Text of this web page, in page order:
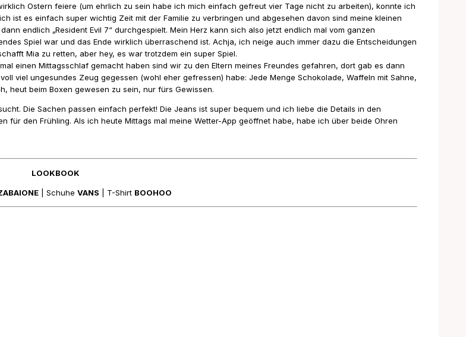
Ostern feiere (um ehrlich zu sein habe ich mich einfach gefreut vier Tage nicht zu arbeiten), konnte ich
ist es einfach super wichtig Zeit mit der Familie zu verbringen und abgesehen davon sind meine kleinen
endlich „Resident Evil 7“ durchgespielt. Mein Herz kann sich also jetzt endlich mal vom ganzen
Spiel war und das Ende wirklich überraschend ist. Achja, ich neige auch immer dazu die Entscheidungen
Mia zu retten, aber hey, es war trotzdem ein super Spiel.
einen Mittagsschlaf gemacht haben sind wir zu den Eltern meines Freundes gefahren, dort gab es dann
viel ungesundes Zeug gegessen (wohl eher gefressen) habe: Jede Menge Schokolade, Waffeln mit Sahne,
heut beim Boxen gewesen zu sein, nur fürs Gewissen.
Die Sachen passen einfach perfekt! Die Jeans ist super bequem und ich liebe die Details in den
für den Frühling. Als ich heute Mittags mal meine Wetter-App geöffnet habe, habe ich über beide Ohren
LOOKBOOK
| Schuhe VANS | T-Shirt BOOHOO